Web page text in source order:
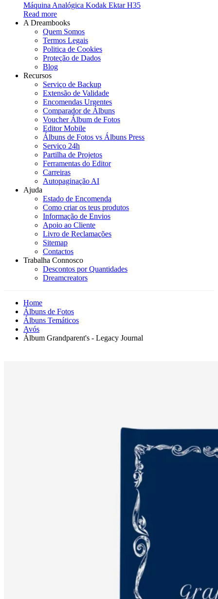
Máquina Analógica Kodak Ektar H35
Read more
A Dreambooks
Quem Somos
Termos Legais
Politica de Cookies
Proteção de Dados
Blog
Recursos
Serviço de Backup
Extensão de Validade
Encomendas Urgentes
Comparador de Álbuns
Voucher Álbum de Fotos
Editor Mobile
Álbuns de Fotos vs Álbuns Press
Serviço 24h
Partilha de Projetos
Ferramentas do Editor
Carreiras
Autopaginação AI
Ajuda
Estado de Encomenda
Como criar os teus produtos
Informação de Envios
Apoio ao Cliente
Livro de Reclamações
Sitemap
Contactos
Trabalha Connosco
Descontos por Quantidades
Dreamcreators
Home
Álbuns de Fotos
Álbuns Temáticos
Avós
Álbum Grandparent's - Legacy Journal